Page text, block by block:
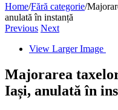
Home/Fără categorie/
anulată în instanță
Previous Next
View Larger Image
Majorarea
Iași, anulată în